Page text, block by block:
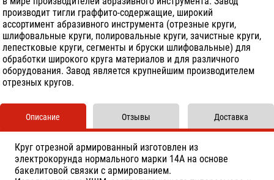
производит тигли граффито-содержащие, широкий
ассортимент абразивного инструмента (отрезные круги,
шлифовальные круги, полировальные круги, зачистные круги,
лепестковые круги, сегменты и бруски шлифовальные) для
обработки широкого круга материалов и для различного
оборудования. Завод является крупнейшим производителем
отрезных кругов.
Описание
Круг отрезной армированный изготовлен из
электрокорунда нормального марки 14А на основе
бакелитовой связки с армированием.
Отзывы Доставка